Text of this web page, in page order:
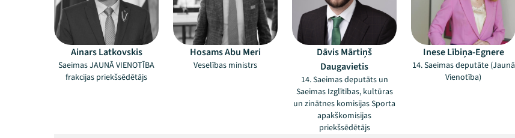
Ainars Latkovskis
Saeimas JAUNĀ VIENOTĪBA
frakcijas priekšsēdētājs
Hosams Abu Meri
Veselības ministrs
Dāvis Mārtiņš
Daugavietis
14. Saeimas deputāts un
Saeimas Izglītības, kultūras
un zinātnes komisijas Sporta
apakškomisijas
priekšsēdētājs
Inese Lībiņa-Egnere
14. Saeimas deputāte (Jaunā
Vienotība)